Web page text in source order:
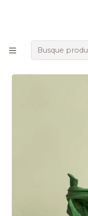
diseño y comodidad,
colombianos que